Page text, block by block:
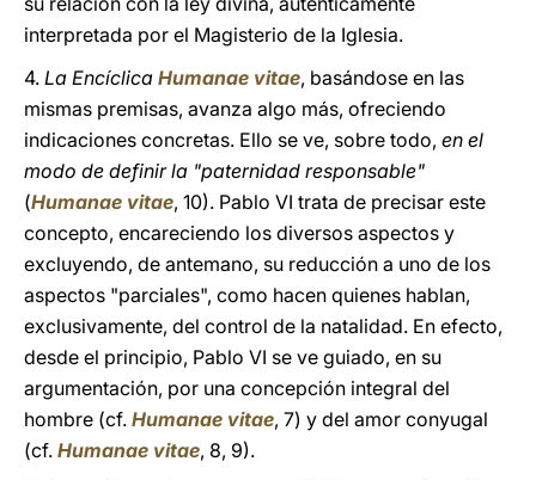
interpretada por el Magisterio de la Iglesia.
4. La Encíclica Humanae vitae, basándose en las
mismas premisas, avanza algo más, ofreciendo
indicaciones concretas. Ello se ve, sobre todo, en el
modo de definir la "paternidad responsable"
(Humanae vitae, 10). Pablo VI trata de precisar este
concepto, encareciendo los diversos aspectos y
excluyendo, de antemano, su reducción a uno de los
aspectos "parciales", como hacen quienes hablan,
exclusivamente, del control de la natalidad. En efecto,
desde el principio, Pablo VI se ve guiado, en su
argumentación, por una concepción integral del
hombre (cf. Humanae vitae, 7) y del amor conyugal
(cf. Humanae vitae, 8, 9).